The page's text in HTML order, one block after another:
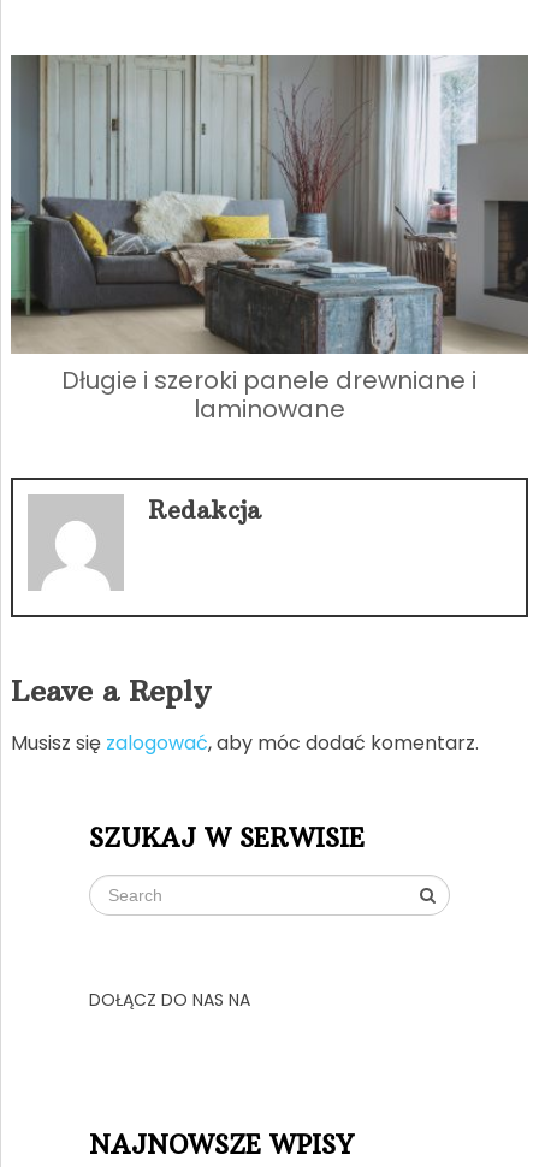
Długie i szeroki panele drewniane i
laminowane
Redakcja
Leave a Reply
Musisz się zalogować, aby móc dodać komentarz.
SZUKAJ W SERWISIE
DOŁĄCZ DO NAS NA
NAJNOWSZE WPISY